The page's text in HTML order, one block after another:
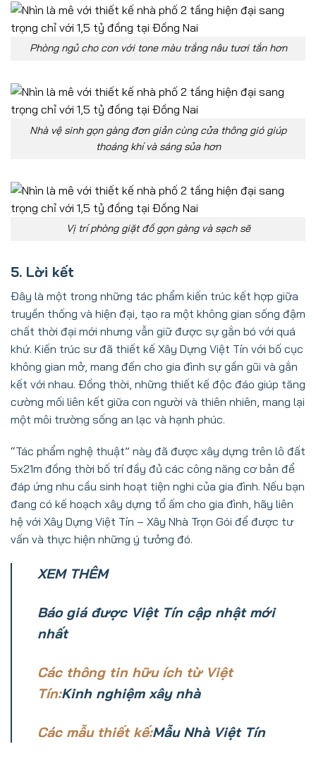
Phòng ngủ cho con với tone màu trắng nâu tươi tắn hơn
Nhà vệ sinh gọn gàng đơn giản cùng cửa thông gió giúp
thoáng khí và sáng sủa hơn
Vị trí phòng giặt đồ gọn gàng và sạch sẽ
5. Lời kết
Đây là một trong những tác phẩm kiến trúc kết hợp giữa
truyền thống và hiện đại, tạo ra một không gian sống đậm
chất thời đại mới nhưng vẫn giữ được sự gắn bó với quá
khứ. Kiến trúc sư đã thiết kế Xây Dựng Việt Tín với bố cục
không gian mở, mang đến cho gia đình sự gần gũi và gắn
kết với nhau. Đồng thời, những thiết kế độc đáo giúp tăng
cường mối liên kết giữa con người và thiên nhiên, mang lại
một môi trường sống an lạc và hạnh phúc.
“Tác phẩm nghệ thuật” này đã được xây dựng trên lô đất
5x21m đồng thời bố trí đầy đủ các công năng cơ bản để
đáp ứng nhu cầu sinh hoạt tiện nghi của gia đình. Nếu bạn
đang có kế hoạch xây dựng tổ ấm cho gia đình, hãy liên
hệ với Xây Dựng Việt Tín – Xây Nhà Trọn Gói để được tư
vấn và thực hiện những ý tưởng đó.
XEM THÊM
Báo giá được Việt Tín cập nhật mới
nhất
Các thông tin hữu ích từ Việt
Tín:Kinh nghiệm xây nhà
Các mẫu thiết kế:Mẫu Nhà Việt Tín